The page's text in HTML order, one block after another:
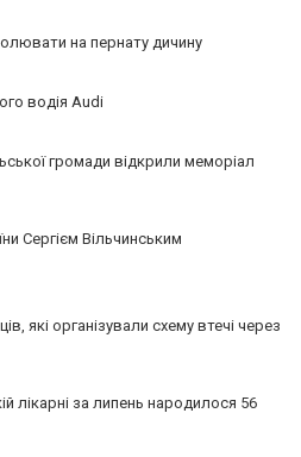
на пернату дичину
водія Audi
громади відкрили меморіал
Сергієм Вільчинським
які організували схему втечі через
лікарні за липень народилося 56